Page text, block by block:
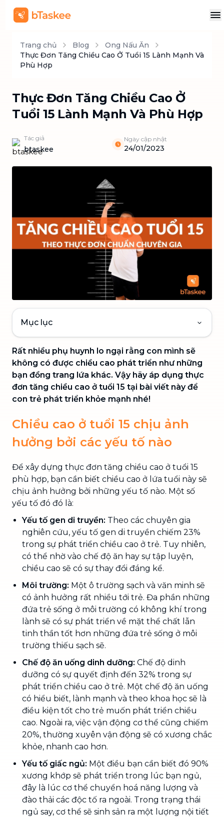
Trang chủ Blog
Ong Nấu Ăn
Thực Đơn Tăng Chiều Cao Ở Tuổi 15 Lành Mạnh Và
Phù Hợp
Thực Đơn Tăng Chiều Cao Ở
Tuổi 15 Lành Mạnh Và Phù Hợp
Tác giả
btaskee
Ngày cập nhật
24/01/2023
Mục lục
Rất nhiều phụ huynh lo ngại rằng con mình sẽ
không có được chiều cao phát triển như những
bạn đồng trang lứa khác. Vậy hãy áp dụng thực
đơn tăng chiều cao ở tuổi 15 tại bài viết này để
con trẻ phát triển khỏe mạnh nhé!
Chiều cao ở tuổi 15 chịu ảnh
hưởng bởi các yếu tố nào
Để xây dựng thực đơn tăng chiều cao ở tuổi 15
phù hợp, bạn cần biết chiều cao ở lứa tuổi này sẽ
chịu ảnh hưởng bởi những yếu tố nào. Một số
yếu tố đó đó là:
Yếu tố gen di truyền: Theo các chuyên gia
nghiên cứu, yếu tố gen di truyền chiếm 23%
trong sự phát triển chiều cao ở trẻ. Tuy nhiên,
có thể nhờ vào chế độ ăn hay sự tập luyện,
chiều cao sẽ có sự thay đổi đáng kể.
Môi trường: Một ô trường sạch và văn minh sẽ
có ảnh hưởng rất nhiều tới trẻ. Đa phần những
đứa trẻ sống ở môi trường có không khí trong
lành sẽ có sự phát triển về mặt thể chất lẫn
tinh thần tốt hơn những đứa trẻ sống ở môi
trường thiếu sạch sẽ.
Chế độ ăn uống dinh dưỡng: Chế độ dinh
dưỡng có sự quyết định đến 32% trong sự
phát triển chiều cao ở trẻ. Một chế độ ăn uống
có hiểu biết, lành mạnh và theo khoa học sẽ là
điều kiện tốt cho trẻ muốn phát triển chiều
cao. Ngoài ra, việc vận động cơ thể cũng chiếm
20%, thường xuyên vận động sẽ có xương chắc
khỏe, nhanh cao hơn.
Yếu tố giấc ngủ: Một điều bạn cần biết đó 90%
xương khớp sẽ phát triển trong lúc bạn ngủ,
đây là lúc cơ thể chuyển hoá năng lượng và
đào thải các độc tố ra ngoài. Trong trạng thái
ngủ say, cơ thể sẽ sinh sản ra một lượng nội tiết